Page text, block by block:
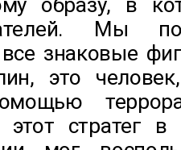
Мы
знаковые
это
этот стратег